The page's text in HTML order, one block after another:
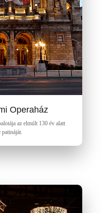
Operaház
az elmúlt 130 év alatt
patináját.